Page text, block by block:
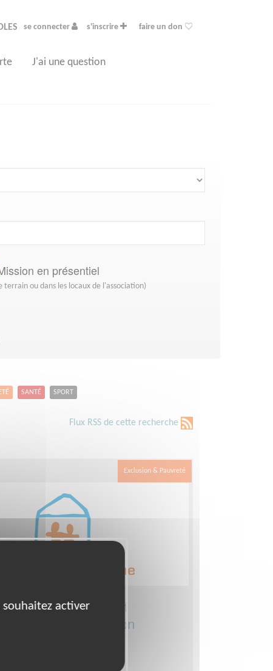
se connecter s'inscrire faire un don
J'ai une question
en présentiel
terrain ou dans les locaux de l'association)
SANTÉ SPORT
Flux RSS de cette recherche
Exclusion & Pauvreté
la mission Certificat
d'énergie (association
le logement)
activer